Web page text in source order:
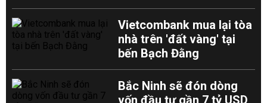
Vietcombank mua lại tòa
nhà trên 'đất vàng' tại
bến Bạch Đằng
Bắc Ninh sẽ đón dòng
vốn đầu tư gần 7 tỷ USD